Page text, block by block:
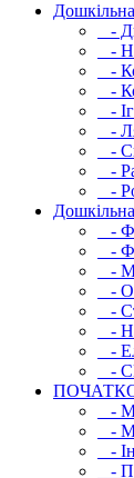
-
-
-
-
-
-
-
-
-
-
-
-
-
-
-
-
-
-
-
-
-